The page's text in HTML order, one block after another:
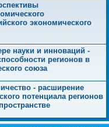
экономического
науки и инноваций -
регионов в
союза
- расширение
потенциала регионов